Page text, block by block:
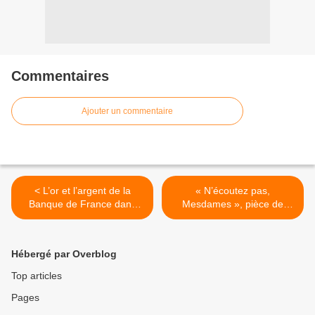
Commentaires
Ajouter un commentaire
< L’or et l’argent de la
Banque de France dans
"Grands Reportages" sur
« N’écoutez pas,
Mesdames », pièce de
théâtre inédite avec Michel
Hébergé par Overblog
Top articles
Pages